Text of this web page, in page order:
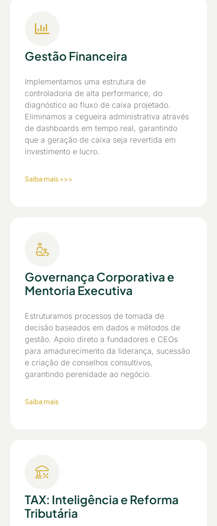
Gestão Financeira
Implementamos uma estrutura de
controladoria de alta performance, do
diagnóstico ao fluxo de caixa projetado.
Eliminamos a cegueira administrativa através
de dashboards em tempo real, garantindo
que a geração de caixa seja revertida em
investimento e lucro.
Saiba mais >>>
Governança Corporativa e
Mentoria Executiva
Estruturamos processos de tomada de
decisão baseados em dados e métodos de
gestão. Apoio direto a fundadores e CEOs
para amadurecimento da liderança, sucessão
e criação de conselhos consultivos,
garantindo perenidade ao negócio.
Saiba mais
TAX: Inteligência e Reforma
Tributária